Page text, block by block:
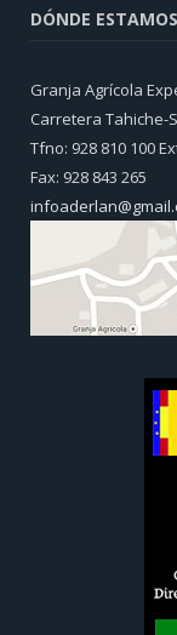
DÓNDE
Granja Agrícola
Carretera Tahiche-
Tfno: 928 810 100
Fax: 928 843 265